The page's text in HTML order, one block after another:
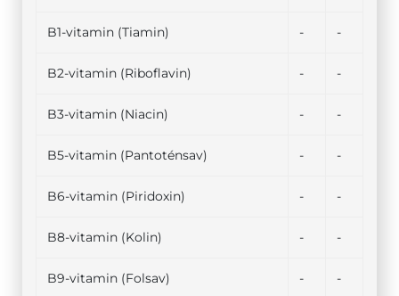
B1-vitamin (Tiamin) - -
B2-vitamin (Riboflavin) - -
B3-vitamin (Niacin) - -
B5-vitamin (Pantoténsav) - -
B6-vitamin (Piridoxin) - -
B8-vitamin (Kolin) - -
B9-vitamin (Folsav) - -